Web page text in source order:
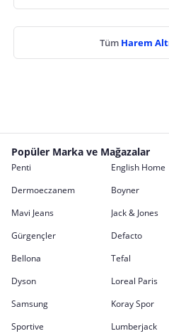
Tüm Harem
Popüler Marka ve Mağazalar
Penti English Home
Dermoeczanem
Boyner
Mavi Jeans
Jack & Jones
Gürgençler
Defacto
Bellona
Tefal
Dyson
Loreal Paris
Samsung
Koray Spor
Sportive
Lumberjack